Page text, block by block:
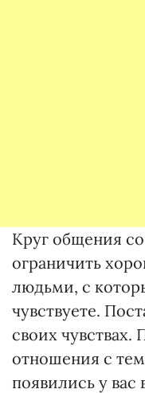
Круг общения
ограничить
людьми, с
чувствуете.
своих чувствах.
отношения с
появились у вас